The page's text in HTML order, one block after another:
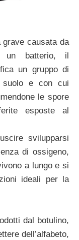
causata da
batterio, il
un gruppo di
suolo e con cui
le spore
esposte al
svilupparsi
di ossigeno,
a lungo e si
ideali per la
dal botulino,
dell’alfabeto,